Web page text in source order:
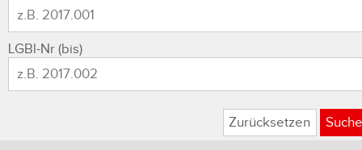
LGBl-Nr (bis)
Zurücksetzen